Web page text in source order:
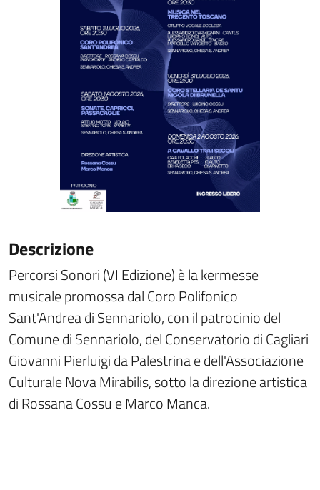
Descrizione
Percorsi Sonori (VI Edizione) è la kermesse
musicale promossa dal Coro Polifonico
Sant'Andrea di Sennariolo, con il patrocinio del
Comune di Sennariolo, del Conservatorio di Cagliari
Giovanni Pierluigi da Palestrina e dell'Associazione
Culturale Nova Mirabilis, sotto la direzione artistica
di Rossana Cossu e Marco Manca.